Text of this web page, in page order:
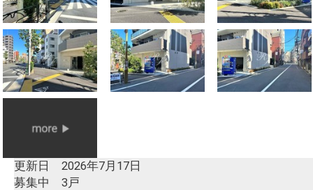
更新日 2026年7月17日
募集中 3戸